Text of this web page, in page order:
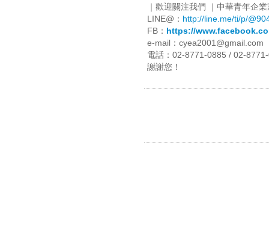
｜歡迎關注我們 ｜中華青年企
LINE@： http://line.me/ti/p/
FB： https://
e-mail：cyea2001@gmail.com
電話：02-8771-0885 / 02-
謝謝您！